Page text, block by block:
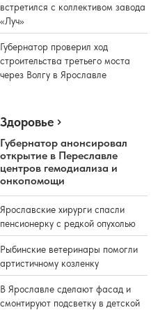
встретился с коллективом завода
«Луч»
Губернатор проверил ход
строительства третьего моста
через Волгу в Ярославле
Здоровье
Губернатор анонсировал
открытие в Переславле
центров гемодиализа и
онкопомощи
Ярославские хирурги спасли
пенсионерку с редкой опухолью
Рыбинские ветеринары помогли
артистичному козленку
В Ярославле сделают фасад и
смонтируют подсветку в детской